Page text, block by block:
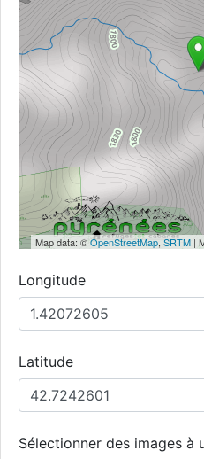
Map data: ©OpenStreetMap,SRTM |
Longitude
Latitude
Sélectionner des images à